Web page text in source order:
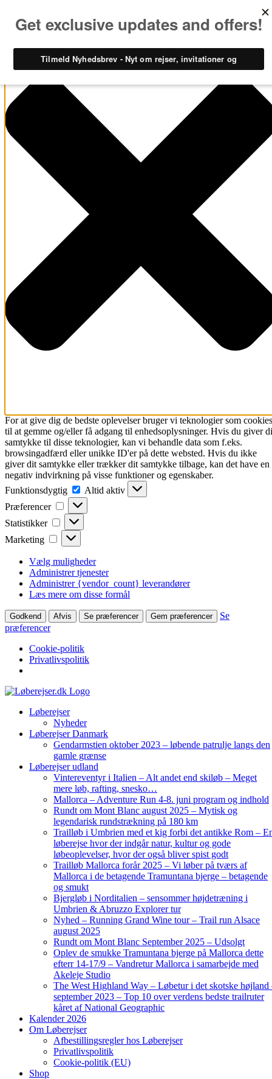
For at give dig de bedste oplevelser bruger vi teknologier som cookies
til at gemme og/eller få adgang til enhedsoplysninger. Hvis du giver
samtykke til disse teknologier, kan vi behandle data som f.eks.
browsingadfærd eller unikke ID'er på dette websted. Hvis du ikke
giver dit samtykke eller trækker dit samtykke tilbage, kan det have en
negativ indvirkning på visse funktioner og egenskaber.
Funktionsdygtig
Funktionsdygtig
Altid aktiv
Præferencer
Præferencer
Statistikker Statistikker
Marketing Marketing
Vælg muligheder
Administrer tjenester
Administrer {vendor_count} leverandører
Læs mere om disse formål
Godkend Afvis Se præferencer Gem præferencer
Se
præferencer
Cookie-politik
Privatlivspolitik
Skip
contentLøberejser
Nyheder
Løberejser Danmark
Gendarmstien oktober 2023 – løbende patrulje langs den
gamle grænse
Løberejser udland
Vintereventyr i Italien – Alt andet end skiløb – Meget
mere løb, rafting, snesko…
Mallorca – Adventure Run 4-8. juni program og indhold
Rundt om Mont Blanc august 2025 – Mytisk og
legendarisk rundstrækning på 180 km
Trailløb i Umbrien med et kig forbi det antikke Rom –
løberejse hvor der indgår natur, kultur og gode
løbeoplevelser, hvor der også bliver spist godt
Trailløb Mallorca forår 2025 – Vi løber på tværs af
Mallorca i de betagende Tramuntana bjerge – betagende
og smukt
Bjergløb i Norditalien – sensommer højdetræning i
Umbrien & Abruzzo Explorer tur
Nyhed – Running Grand Wine tour – Trail run Alsace
august 2025
Rundt om Mont Blanc September 2025 – Udsolgt
Oplev de smukke Tramuntana bjerge på Mallorca dette
efterr 14-17/9 – Vandretur Mallorca i samarbejde med
Akeleje Studio
The West Highland Way – Løbetur i det skotske højland
september 2023 – Top 10 over verdens bedste trailruter
kåret af National Geographic
Kalender 2026
Om Løberejser
Afbestillingsregler hos Løberejser
Privatlivspolitik
Cookie-politik (EU)
Shop